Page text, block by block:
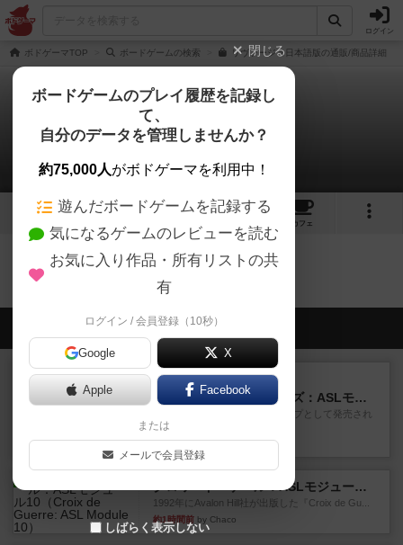
ログイン
ボドゲーマTOP ボードゲームの検索 リヴァージュ日本語版の通販/商品詳細
リヴァージュ
0件のルール/インスト
1 6
カフェ
リヴァージュのトップに戻る
会員の新しい投稿
レビュー
ドゥームド・バタリオンズ：ASLモジュール11
『Squad Leader』用の追加マップとして発売され
たマップの#9...
34分前by Chaco
クロワ・ド・ゲール：ASLモジュール10
1992年にAvalon Hill社が出版した『Croix de Gu...
約1時間前 by Chaco
閉じる
ボードゲームのプレイ履歴を記録し
て、
自分のデータを管理しませんか？
約75,000人がボドゲーマを利用中！
遊んだボードゲームを記録する
気になるゲームのレビューを読む
お気に入り作品・所有リストの共
有
ログイン / 会員登録（10秒）
Google X
Apple Facebook
または
メールで会員登録
しばらく表示しない